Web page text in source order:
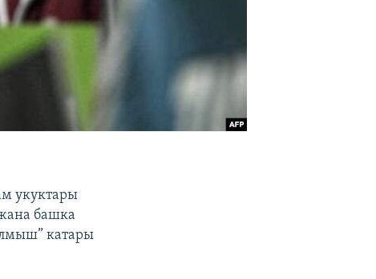
укуктары
башка
катары